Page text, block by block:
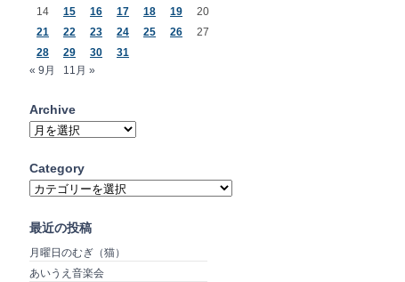
14
15 16 17 18 19
20
21
22 23 24 25 26
27
28
29 30
31
« 9月
11月 »
Archive
Archive
Category
Category
最近の投稿
月曜日のむぎ（猫）
あいうえ音楽会